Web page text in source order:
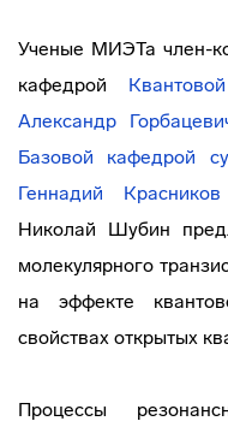
Ученые МИЭТа член-
кафедрой
Александр
Базовой кафедрой
Геннадий Красников
Николай Шубин
молекулярного
на эффекте
свойствах открытых
Процессы